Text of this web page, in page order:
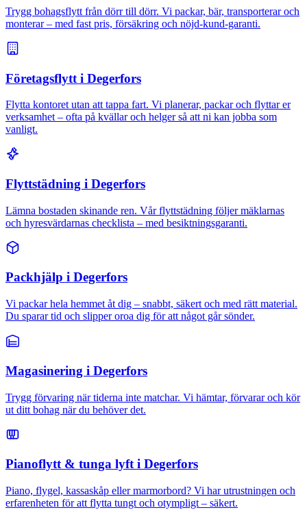
Trygg bohagsflytt från dörr till dörr. Vi packar, bär, transporterar och
monterar – med fast pris, försäkring och nöjd-kund-garanti.
Företagsflytt i Degerfors
Flytta kontoret utan att tappa fart. Vi planerar, packar och flyttar er
verksamhet – ofta på kvällar och helger så att ni kan jobba som
vanligt.
Flyttstädning i Degerfors
Lämna bostaden skinande ren. Vår flyttstädning följer mäklarnas
och hyresvärdarnas checklista – med besiktningsgaranti.
Packhjälp i Degerfors
Vi packar hela hemmet åt dig – snabbt, säkert och med rätt material.
Du sparar tid och slipper oroa dig för att något går sönder.
Magasinering i Degerfors
Trygg förvaring när tiderna inte matchar. Vi hämtar, förvarar och kör
ut ditt bohag när du behöver det.
Pianoflytt & tunga lyft i Degerfors
Piano, flygel, kassaskåp eller marmorbord? Vi har utrustningen och
erfarenheten för att flytta tungt och otympligt – säkert.